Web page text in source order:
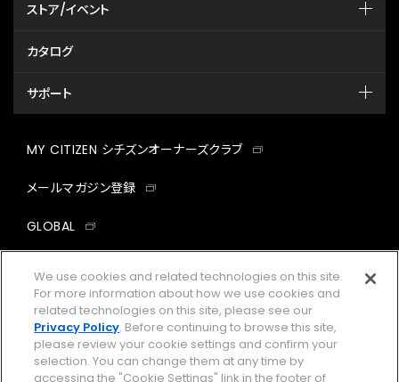
ストア/イベント
カタログ
サポート
MY CITIZEN シチズンオーナーズクラブ
メールマガジン登録
GLOBAL
facebookinstagramtwitter
企業情報 ご利用規約
We use cookies and related technologies on this site.
For more information about how we use cookies and
related technologies on this site, please see our
Privacy Policy. Before continuing to browse this site,
please review your cookie settings and confirm your
selection. You can change them at any time by
accessing the "Cookie Settings" link in the footer of